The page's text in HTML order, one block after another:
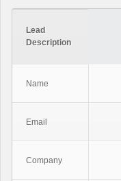
Lead
Description
Name
Email
Company